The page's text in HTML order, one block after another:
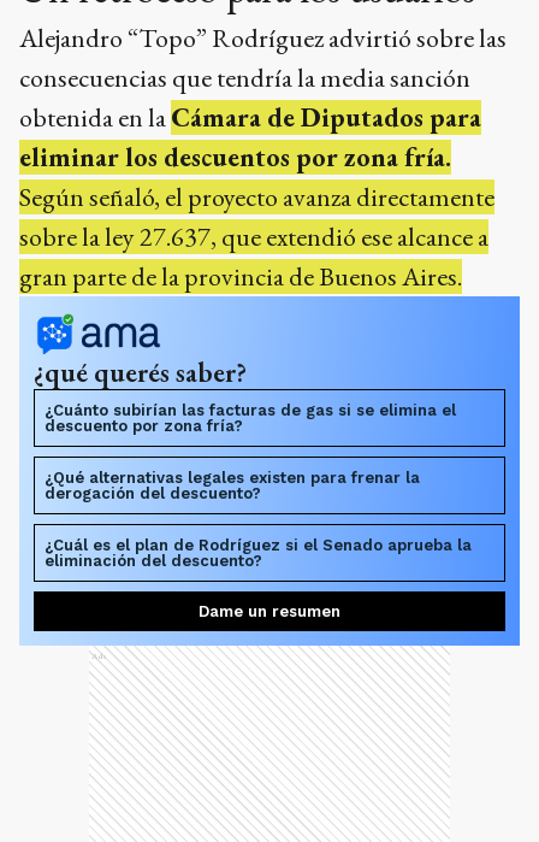
Alejandro “Topo” Rodríguez advirtió sobre las
consecuencias que tendría la media sanción
obtenida en laCámara de Diputados para
eliminar los descuentos por zona fría.
Según señaló, el proyecto avanza directamente
sobre la ley 27.637, que extendió ese alcance a
gran parte de la provincia de Buenos Aires.
¿qué querés saber?
¿Cuánto subirían las facturas de gas si se elimina el
descuento por zona fría?
¿Qué alternativas legales existen para frenar la
derogación del descuento?
¿Cuál es el plan de Rodríguez si el Senado aprueba la
eliminación del descuento?
Dame un resumen
Ads